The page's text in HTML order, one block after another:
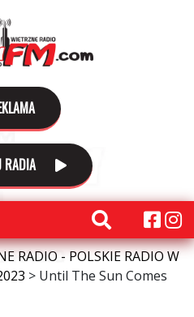
RADIA
RADIO - POLSKIE RADIO W
> Until The Sun Comes